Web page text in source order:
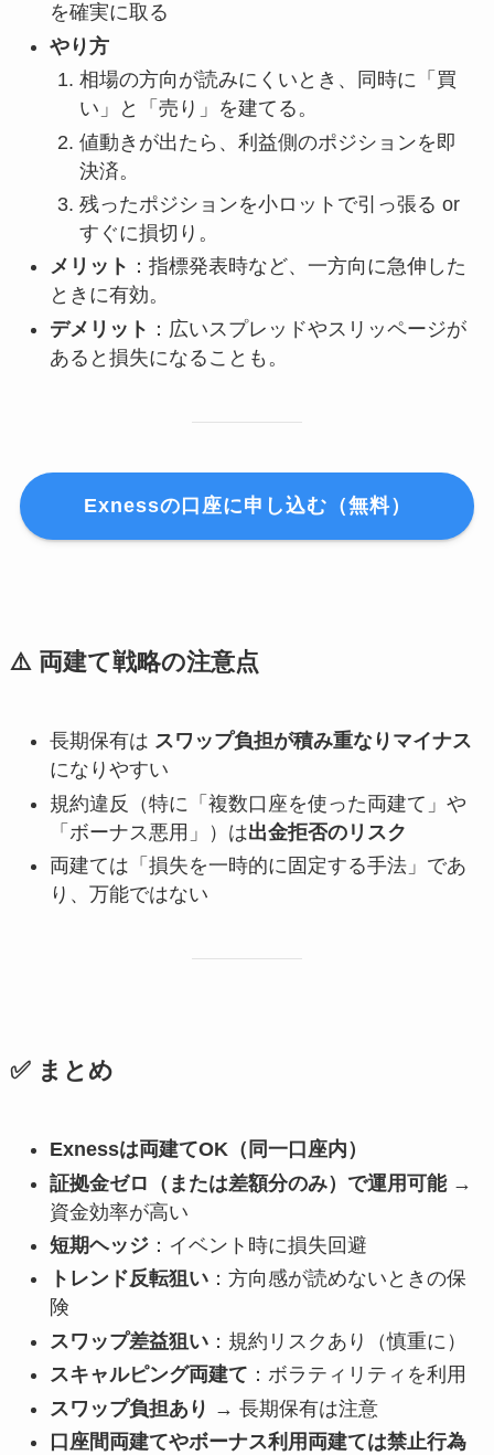
を確実に取る
やり方
相場の方向が読みにくいとき、同時に「買
い」と「売り」を建てる。
値動きが出たら、利益側のポジションを即
決済。
残ったポジションを小ロットで引っ張る or
すぐに損切り。
メリット ：指標発表時など、一方向に急伸した
ときに有効。
デメリット ：広いスプレッドやスリッページが
あると損失になることも。
Exnessの口座に申し込む（無料）
⚠️ 両建て戦略の注意点
長期保有は スワップ負担が積み重なりマイナス
になりやすい
規約違反（特に「複数口座を使った両建て」や
「ボーナス悪用」）は出金拒否のリスク
両建ては「損失を一時的に固定する手法」であ
り、万能ではない
✅ まとめ
Exnessは両建てOK（同一口座内）
証拠金ゼロ（または差額分のみ）で運用可能→
資金効率が高い
短期ヘッジ：イベント時に損失回避
トレンド反転狙い：方向感が読めないときの保
険
スワップ差益狙い：規約リスクあり（慎重に）
スキャルピング両建て ：ボラティリティを利用
スワップ負担あり → 長期保有は注意
口座間両建てやボーナス利用両建ては禁止行為